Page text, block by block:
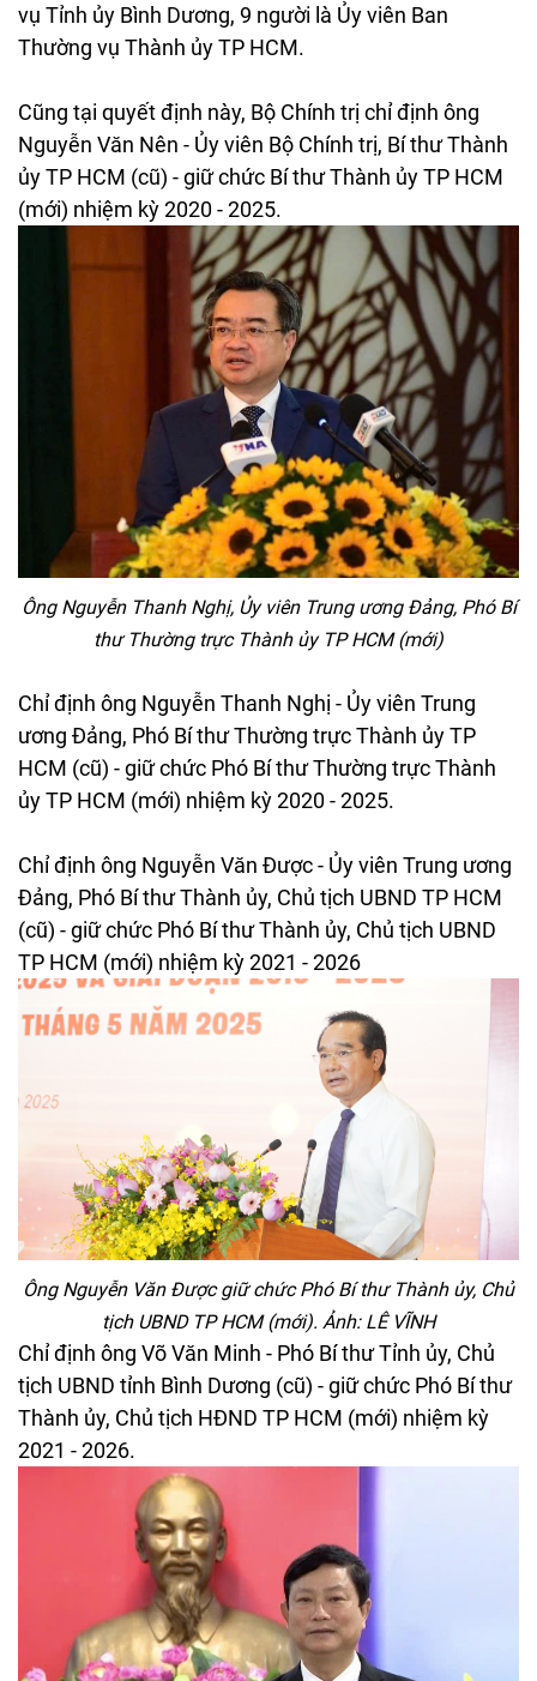
vụ Tỉnh ủy Bình Dương, 9 người là Ủy viên Ban
Thường vụ Thành ủy TP HCM.
Cũng tại quyết định này, Bộ Chính trị chỉ định ông
Nguyễn Văn Nên - Ủy viên Bộ Chính trị, Bí thư Thành
ủy TP HCM (cũ) - giữ chức Bí thư Thành ủy TP HCM
(mới) nhiệm kỳ 2020 - 2025.
Ông Nguyễn Thanh Nghị, Ủy viên Trung ương Đảng, Phó Bí
thư Thường trực Thành ủy TP HCM (mới)
Chỉ định ông Nguyễn Thanh Nghị - Ủy viên Trung
ương Đảng, Phó Bí thư Thường trực Thành ủy TP
HCM (cũ) - giữ chức Phó Bí thư Thường trực Thành
ủy TP HCM (mới) nhiệm kỳ 2020 - 2025.
Chỉ định ông Nguyễn Văn Được - Ủy viên Trung ương
Đảng, Phó Bí thư Thành ủy, Chủ tịch UBND TP HCM
(cũ) - giữ chức Phó Bí thư Thành ủy, Chủ tịch UBND
TP HCM (mới) nhiệm kỳ 2021 - 2026
Ông Nguyễn Văn Được giữ chức Phó Bí thư Thành ủy, Chủ
tịch UBND TP HCM (mới). Ảnh: LÊ VĨNH
Chỉ định ông Võ Văn Minh - Phó Bí thư Tỉnh ủy, Chủ
tịch UBND tỉnh Bình Dương (cũ) - giữ chức Phó Bí thư
Thành ủy, Chủ tịch HĐND TP HCM (mới) nhiệm kỳ
2021 - 2026.